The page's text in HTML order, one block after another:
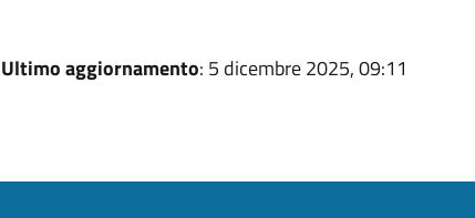
Ultimo aggiornamento: 5 dicembre 2025, 09:11